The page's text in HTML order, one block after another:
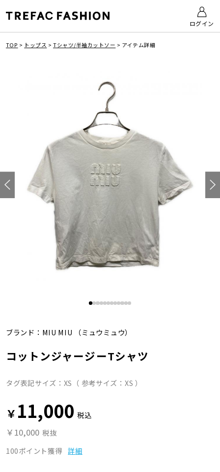
ログイン
TOP > トップス > Tシャツ/半袖カットソー > アイテム詳細
ブランド： MIU MIU （ミュウミュウ）
コットンジャージーTシャツ
タグ表記サイズ：XS（ 参考サイズ：XS ）
￥ 11,000 税込
￥10,000 税抜
100ポイント獲得 詳細